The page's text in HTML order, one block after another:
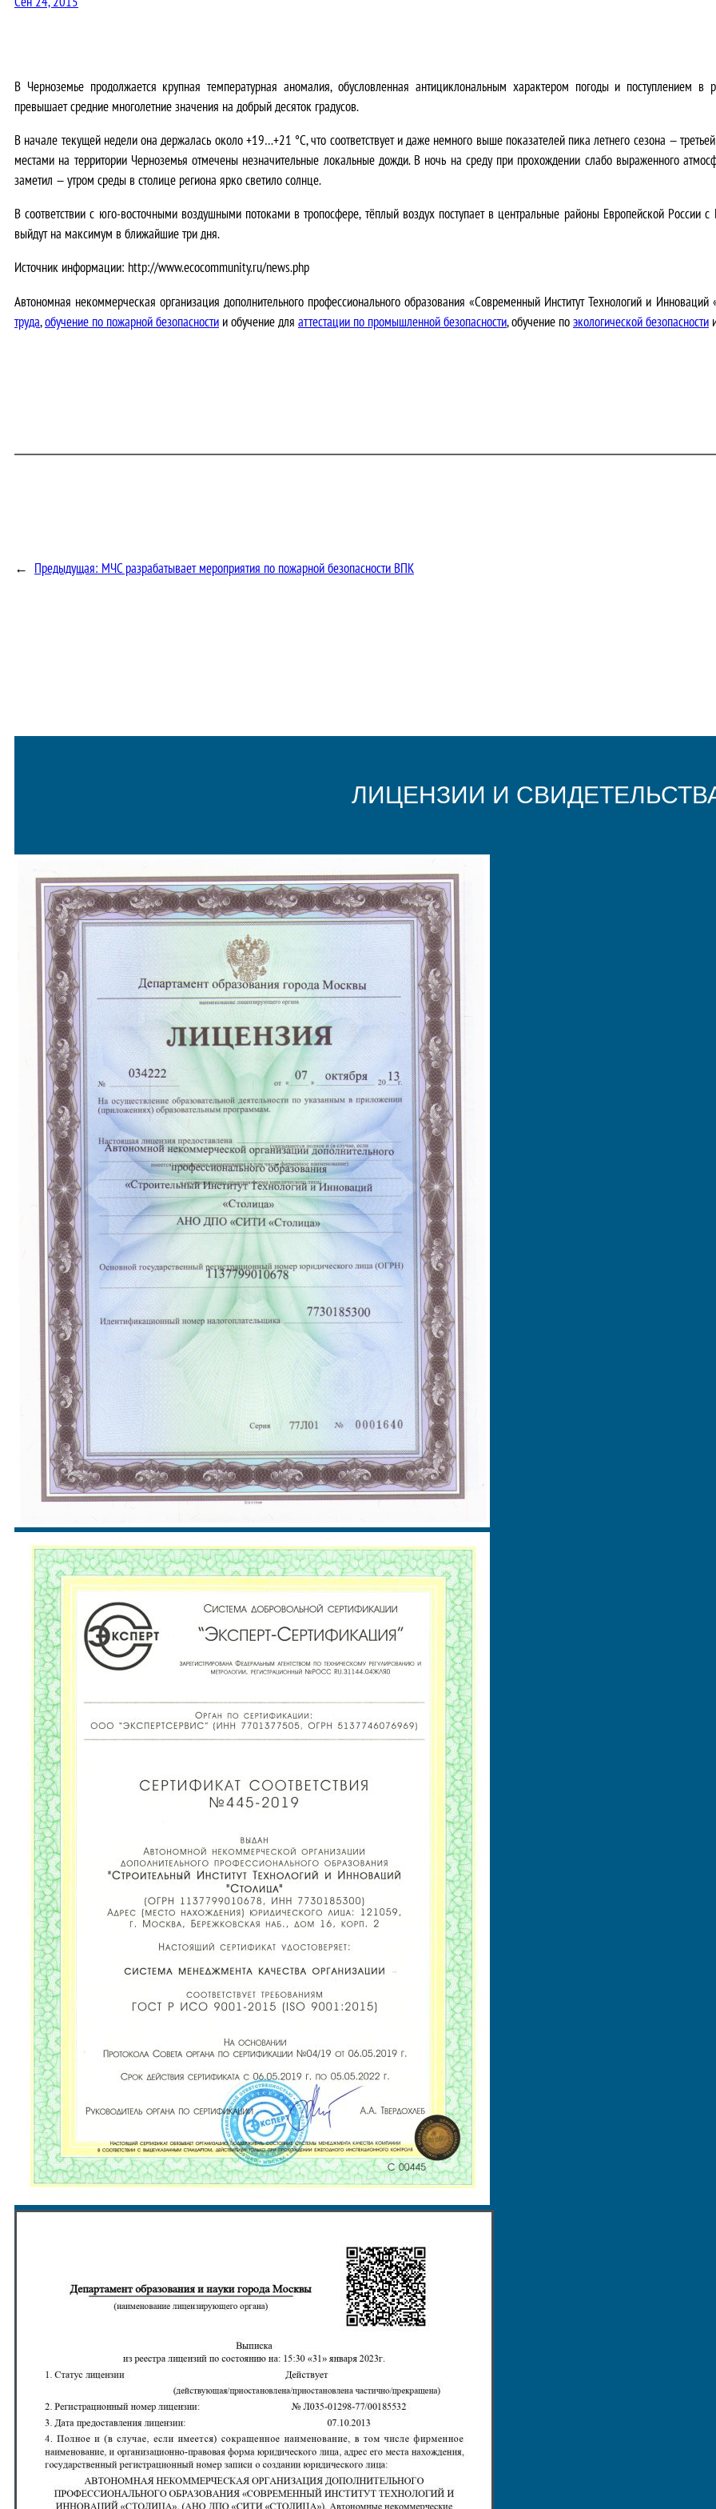
В Черноземье продолжается крупная температурная аномалия, обусловленная антициклональным характером погоды и поступлением в
превышает средние многолетние значения на добрый десяток градусов.
В начале текущей недели она держалась около +19…+21 °С, что соответствует и даже немного выше показателей пика летнего сезона —
местами на территории Черноземья отмечены незначительные локальные дожди. В ночь на среду при прохождении слабо выраженного
заметил — утром среды в столице региона ярко светило солнце.
В соответствии с юго-восточными воздушными потоками в тропосфере, тёплый воздух поступает в центральные районы Европейской России
выйдут на максимум в ближайшие три дня.
Источник информации: http://www.ecocommunity.ru/news.php
Автономная некоммерческая организация дополнительного профессионального образования «Современный Институт Технологий и
труда,обучение по пожарной безопасности и обучение для аттестации по промышленной безопасности, обучение поэкологической безопасности
← Предыдущая: МЧС разрабатывает мероприятия по пожарной безопасности ВПК
ЛИЦЕНЗИИ И